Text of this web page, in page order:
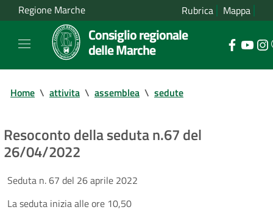
Regione Marche Rubrica Mappa
Consiglio regionale
delle Marche
Home \ attivita \ assemblea \ sedute
Resoconto della seduta n.67 del
26/04/2022
Seduta n. 67 del 26 aprile 2022
La seduta inizia alle ore 10,50